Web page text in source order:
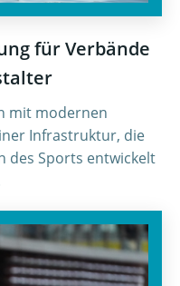
für Verbände
mit modernen
Infrastruktur, die
des Sports entwickelt